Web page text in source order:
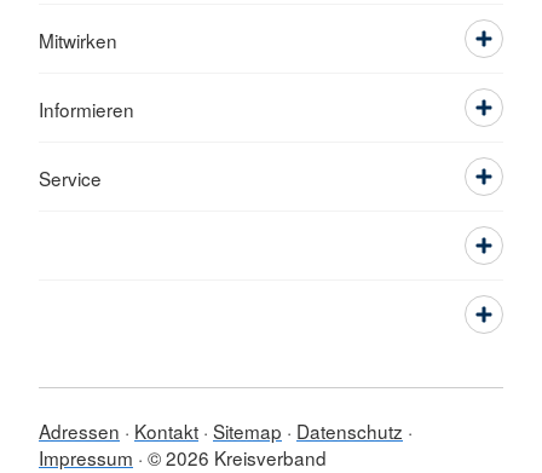
Mitwirken
Informieren
Service
Adressen Kontakt Sitemap
Datenschutz
Impressum © 2026 Kreisverband